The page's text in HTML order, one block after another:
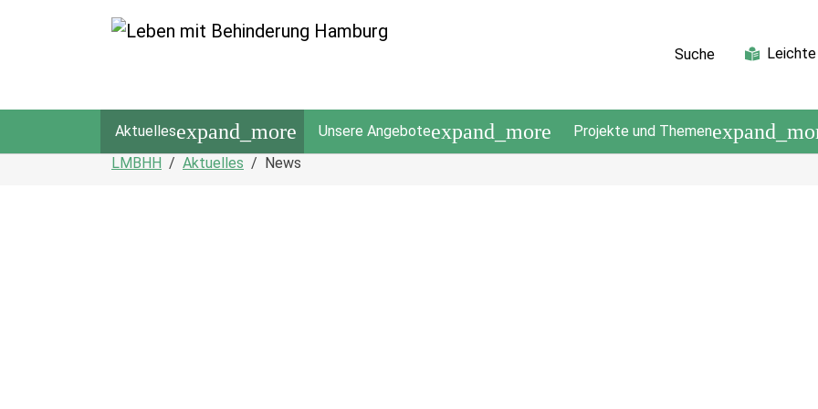
Zum Hauptinhalt springen
Suche
Aktuellesexpand_more Unsere Angeboteexpand_more Projekte und Themen
Sie sind hier:
LMBHH Aktuelles News